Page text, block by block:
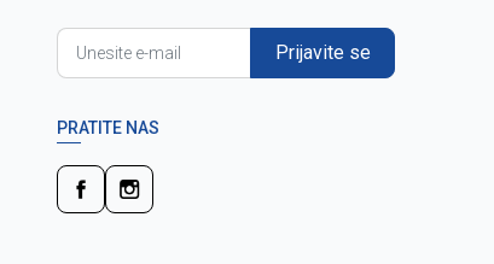
Prijavite se
PRATITE NAS